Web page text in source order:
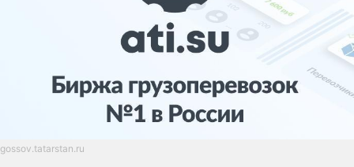
gossov.tatarstan.ru